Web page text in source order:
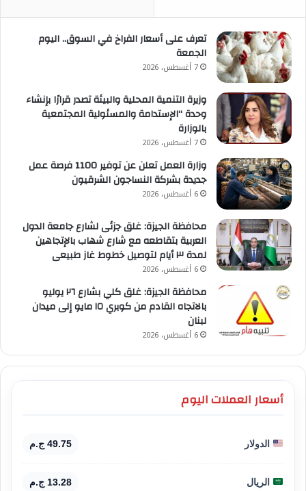
تعرف على أسعار الفراخ في السوق.. اليوم
الجمعة
7 أغسطس، 2026
وزيرة التنمية المحلية والبيئة تصدر قرارًا بإنشاء
وحدة “الإستدامة والمسئولية المجتمعية
بالوزارة
7 أغسطس، 2026
وزارة العمل تعلن عن توفير 1100 فرصة عمل
جديدة بشركة النساجون الشرقيون
6 أغسطس، 2026
محافظة الجيزة: غلق جزئى لشارع جامعة الدول
العربية بتقاطعه مع شارع شهاب بالإتجاهين
لمدة ٣ أيام لتوصيل خطوط غاز طبيعى
6 أغسطس، 2026
محافظة الجيزة: غلق كلي بشارع ٢٦ يوليو
بالاتجاه القادم من كوبري ١٥ مايو إلى ميدان
لبنان
6 أغسطس، 2026
أسعار العملات اليوم
الدولار 49.75 ج.م
الريال 13.28 ج.م